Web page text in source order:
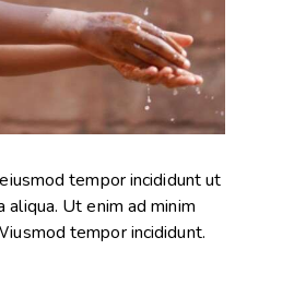
tempor incididunt ut
Ut enim ad minim
tempor incididunt.